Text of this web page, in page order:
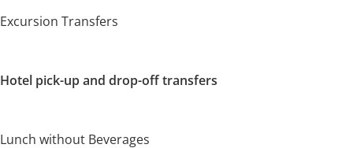
Excursion Transfers
Hotel pick-up and drop-off transfers
Lunch without Beverages